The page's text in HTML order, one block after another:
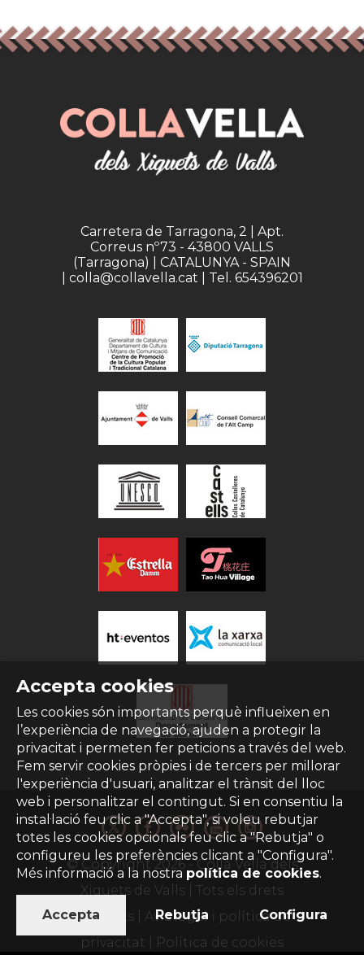
Accepta cookies
Les cookies són importants perquè influeixen en
l’experiència de navegació, ajuden a protegir la
privacitat i permeten fer peticions a través del web.
Fem servir cookies pròpies i de tercers per millorar
l'experiència d'usuari, analitzar el trànsit del lloc
web i personalitzar el contingut. Si en consentiu la
instal·lació feu clic a "Accepta", si voleu rebutjar
totes les cookies opcionals feu clic a "Rebutja" o
configureu les preferències clicant a "Configura".
Més informació a la nostrapolítica de cookies.
Accepta Rebutja Configura
Carretera de Tarragona, 2 | Apt.
Correus nº73 - 43800 VALLS
(Tarragona) | CATALUNYA - SPAIN
| colla@collavella.cat | Tel. 654396201
© Copyright2026- Colla Vella dels
Xiquets de Valls | Tots els drets
reservats | Avís legal i política de
privacitat
Política de cookies